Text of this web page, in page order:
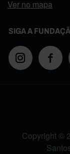
Ver no mapa
SIGA A
Copyright ©